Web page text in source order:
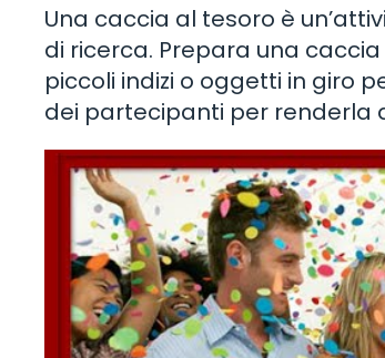
Una caccia al tesoro è
di ricerca. Prepara una
piccoli indizi o oggetti in giro
dei partecipanti per renderla